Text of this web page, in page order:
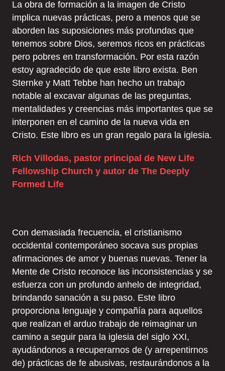
La obra de formación a la imagen de Cristo
implica nuevas prácticas, pero a menos que se
aborden las suposiciones más profundas que
tenemos sobre Dios, seremos ricos en prácticas
pero pobres en transformación. Por esta razón
estoy agradecido de que este libro exista. Ben
Sternke y Matt Tebbe han hecho un trabajo
notable al excavar algunas de las preguntas,
mentalidades y creencias más importantes que se
interponen en el camino de la nueva vida en
Cristo. Este libro es un gran regalo para la iglesia.
Rich Villodas, pastor principal de New Life
Fellowship Church y autor de The Deeply
Formed Life
Con demasiada frecuencia, el cristianismo
occidental contemporáneo socava sus propias
afirmaciones de amor y buenas nuevas. Tener la
Mente de Cristo reconoce las inconsistencias y se
esfuerza con un profundo anhelo de integridad,
brindando sanación a su paso. Este libro
proporciona lenguaje y compañía para aquellos
que realizan el arduo trabajo de reimaginar un
camino a seguir para la iglesia del siglo XXI,
ayudándonos a recuperarnos de (y arrepentirnos
de) prácticas de fe abusivas, restaurándonos a la